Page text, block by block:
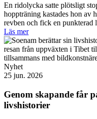
En ridolycka satte plötsligt
hoppträning kastades hon av
revben och fick en punkterad
Läs mer
Nyhet
25 jun. 2026
Genom skapande får
livshistorier